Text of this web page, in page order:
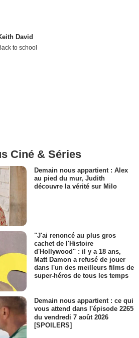
David
to school
Ciné & Séries
Demain nous appartient : Alex
au pied du mur, Judith
découvre la vérité sur Milo
"J'ai renoncé au plus gros
cachet de l'Histoire
d'Hollywood" : il y a 18 ans,
Matt Damon a refusé de jouer
dans l'un des meilleurs films de
super-héros de tous les temps
Demain nous appartient : ce qui
vous attend dans l'épisode 2265
du vendredi 7 août 2026
[SPOILERS]